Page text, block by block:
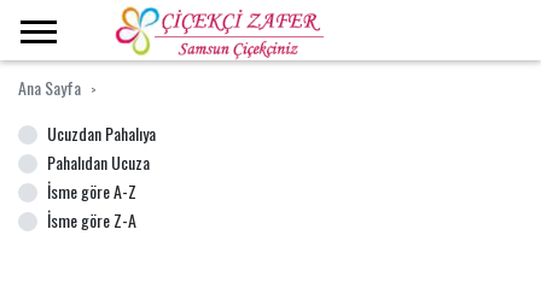
Ana Sayfa
Ucuzdan Pahalıya
Pahalıdan Ucuza
İsme göre A-Z
İsme göre Z-A